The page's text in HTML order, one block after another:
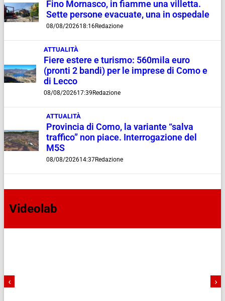
Fino Mornasco, in fiamme una villetta.
Sette persone evacuate, una in ospedale
08/08/202618:16Redazione
ATTUALITÀ
Fiere estere e turismo: 560mila euro
(pronti 2 bandi) per le imprese di Como e
di Lecco
08/08/202617:39 Redazione
ATTUALITÀ
Provincia di Como, la variante “salva
traffico” non piace. Interrogazione del
M5S
08/08/202614:37Redazione
Videolab
‹ ›